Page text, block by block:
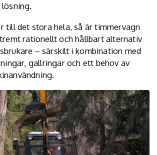
till det stora hela, så är timmervagn
rationellt och hållbart alternativ
– särskilt i kombination med
gallringar och ett behov av